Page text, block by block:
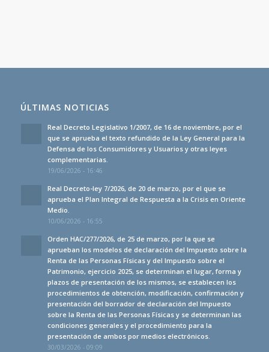
ÚLTIMAS NOTICIAS
Real Decreto Legislativo 1/2007, de 16 de noviembre, por el
que se aprueba el texto refundido de la Ley General para la
Defensa de los Consumidores y Usuarios y otras leyes
complementarias.
19/06/2026 - 16:46
Real Decreto-ley 7/2026, de 20 de marzo, por el que se
aprueba el Plan Integral de Respuesta a la Crisis en Oriente
Medio.
10/06/2026 - 16:55
Orden HAC/277/2026, de 25 de marzo, por la que se
aprueban los modelos de declaración del Impuesto sobre la
Renta de las Personas Físicas y del Impuesto sobre el
Patrimonio, ejercicio 2025, se determinan el lugar, forma y
plazos de presentación de los mismos, se establecen los
procedimientos de obtención, modificación, confirmación y
presentación del borrador de declaración del Impuesto
sobre la Renta de las Personas Físicas y se determinan las
condiciones generales y el procedimiento para la
presentación de ambos por medios electrónicos.
30/03/2026 - 09:09